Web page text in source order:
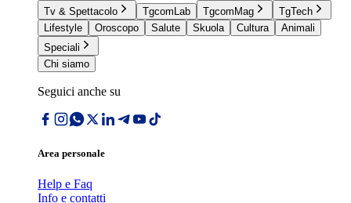
Tv & Spettacolo
TgcomLab TgcomMag
TgTech
Lifestyle
Oroscopo Salute Skuola Cultura
Animali
Speciali
Chi siamo
Seguici anche su
Area personale
Help e Faq
Info e contatti